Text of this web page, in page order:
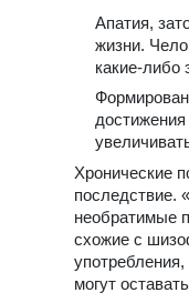
Апатия,
жизни.
какие-либо
Хронические
последствие.
необратимые
схожие с
могут